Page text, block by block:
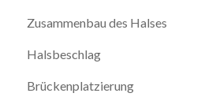
Zusammenbau des Halses
Halsbeschlag
Brückenplatzierung